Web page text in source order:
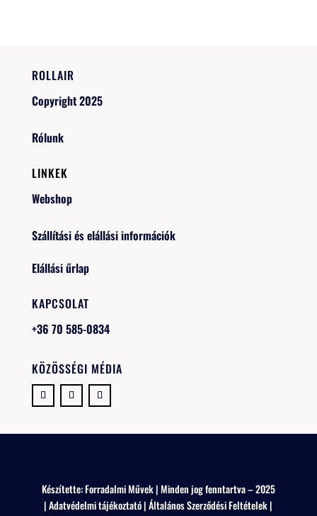
ROLLAIR
Copyright 2025
Rólunk
LINKEK
Webshop
Szállítási és elállási információk
Elállási űrlap
KAPCSOLAT
+36 70 585-0834
KÖZÖSSÉGI MÉDIA
Készítette:Forradalmi Művek| Minden jog fenntartva – 2025
|Adatvédelmi tájékoztató|Általános Szerződési Feltételek|